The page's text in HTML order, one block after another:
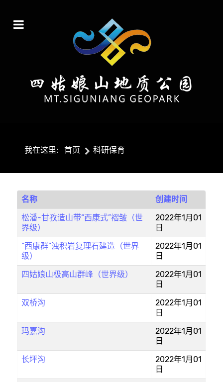
我在这里: 首页 科研保育
名称
创建时间
松潘-甘孜造山带“西康式”褶皱（世
界级）
2022年1月01
日
“西康群”浊积岩复理石建造（世界
级）
2022年1月01
日
四姑娘山极高山群峰（世界级）
2022年1月01
日
双桥沟
2022年1月01
日
玛嘉沟
2022年1月01
日
长坪沟
2022年1月01
日